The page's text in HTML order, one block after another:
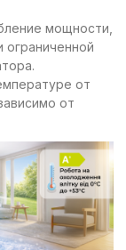
мощности,
от
от